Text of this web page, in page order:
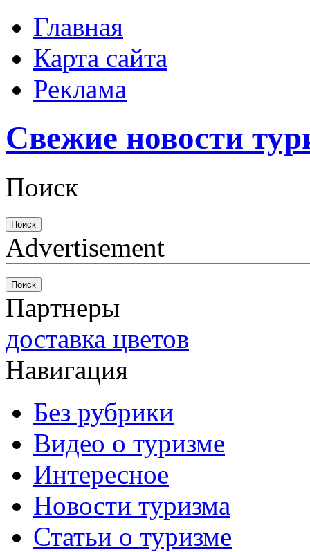
Главная
Карта сайта
Реклама
Свежие новости
Поиск
Advertisement
Партнеры
доставка цветов
Навигация
Без рубрики
Видео о туризме
Интересное
Новости туризма
Статьи о туризме